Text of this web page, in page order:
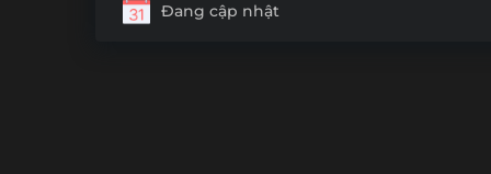
Đang cập nhật